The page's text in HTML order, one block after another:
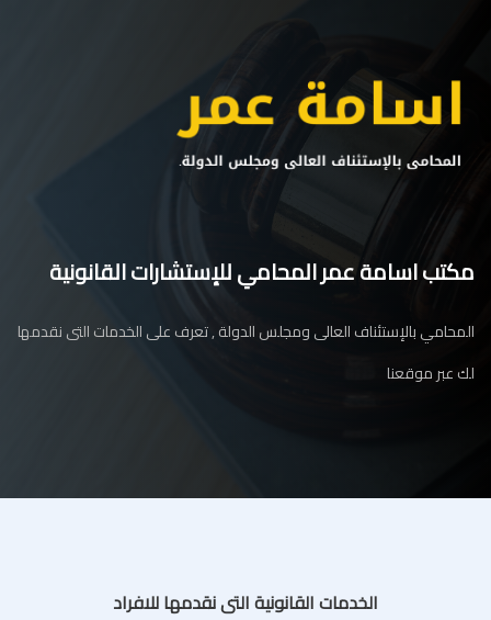
مكتب اسامة عمر المحامي للإستشارات القانونية
المحامي بالإستئناف العالى ومجلس الدولة , تعرف على الخدمات التى نقدمها
لك عبر موقعنا
الخدمات القانونية التى نقدمها للافراد